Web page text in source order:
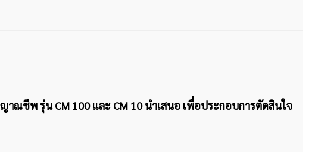
ณชีพ รุ่น CM 100 และ CM 10 นำเสนอ เพื่อประกอบการตัดสินใจ